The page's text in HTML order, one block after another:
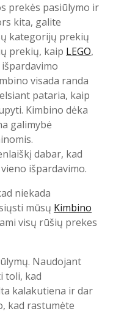
prekės pasiūlymo ir
kita, galite
kategorijų prekių
prekių, kaip LEGO,
išpardavimo
visada randa
pataria, kaip
Kimbino dėka
galimybė
dabar, kad
išpardavimo.
niekada
mūsų Kimbino
visų rūšių prekes
Naudojant
toli, kad
kalakutiena ir dar
kad rastumėte